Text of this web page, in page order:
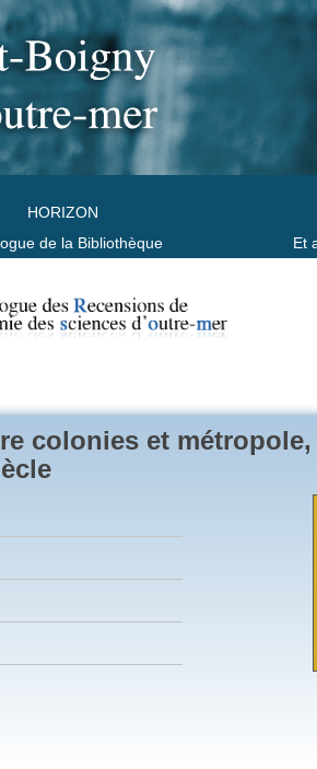
HORIZON
de la Bibliothèque
Et
colonies et métropole,